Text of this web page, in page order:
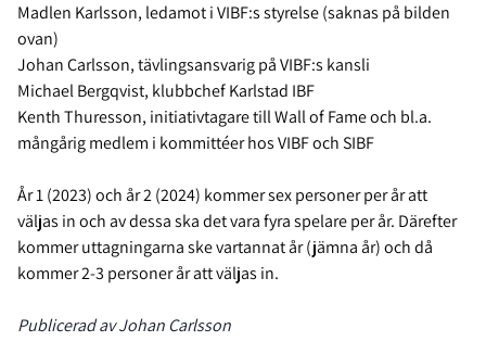
Madlen Karlsson, ledamot i VIBF:s styrelse (saknas på bilden
ovan)
Johan Carlsson, tävlingsansvarig på VIBF:s kansli
Michael Bergqvist, klubbchef Karlstad IBF
Kenth Thuresson, initiativtagare till Wall of Fame och bl.a.
mångårig medlem i kommittéer hos VIBF och SIBF
År 1 (2023) och år 2 (2024) kommer sex personer per år att
väljas in och av dessa ska det vara fyra spelare per år. Därefter
kommer uttagningarna ske vartannat år (jämna år) och då
kommer 2-3 personer år att väljas in.
Publicerad av Johan Carlsson